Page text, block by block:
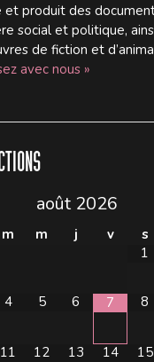
et produit des
social et politique,
de fiction et
avec nous »
août 2026
m m j v s
1
4 5 6 7 8
11 12 13 14 15